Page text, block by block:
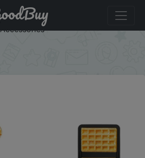
Waffle Mold, Kitchen Waffle
Mold for Cake Chocolate Craft